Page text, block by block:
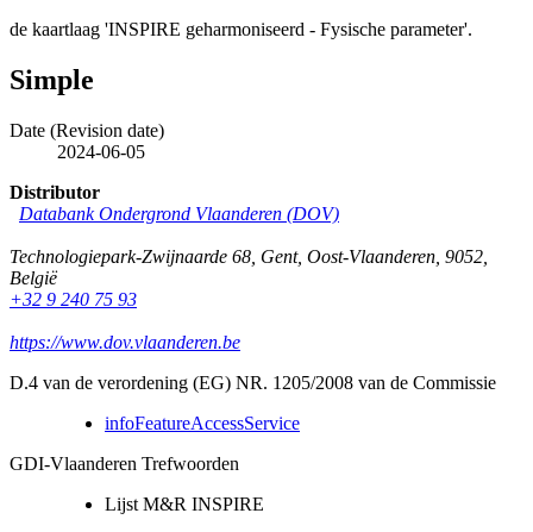
de kaartlaag 'INSPIRE geharmoniseerd - Fysische parameter'.
Simple
Date (Revision date)
2024-06-05
Distributor
Databank Ondergrond Vlaanderen (DOV)
Technologiepark-Zwijnaarde 68 Gent, Oost-Vlaanderen 9052
België
+32 9 240 75 93
https://www.dov.vlaanderen.be
D.4 van de verordening (EG) NR. 1205/2008 van de Commissie
infoFeatureAccessService
GDI-Vlaanderen Trefwoorden
Lijst M&R INSPIRE